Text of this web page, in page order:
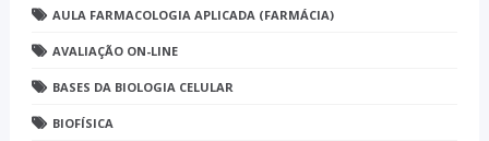
AULA FARMACOLOGIA APLICADA (FARMÁCIA)
AVALIAÇÃO ON-LINE
BASES DA BIOLOGIA CELULAR
BIOFÍSICA